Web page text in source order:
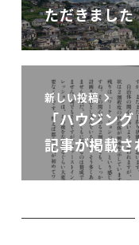
ただきました
新しい投稿
「ハウジン
記事が掲載さ